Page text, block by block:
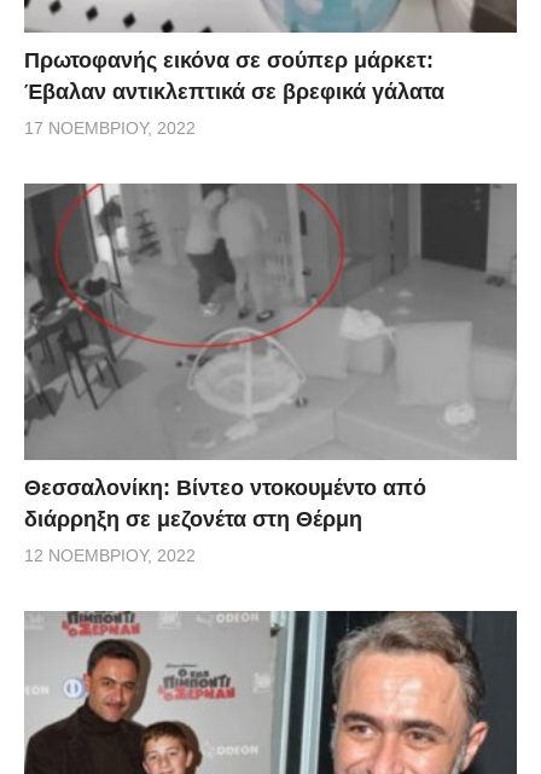
Πρωτοφανής εικόνα σε σούπερ μάρκετ:
Έβαλαν αντικλεπτικά σε βρεφικά γάλατα
17 ΝΟΕΜΒΡΊΟΥ, 2022
Θεσσαλονίκη: Βίντεο ντοκουμέντο από
διάρρηξη σε μεζονέτα στη Θέρμη
12 ΝΟΕΜΒΡΊΟΥ, 2022